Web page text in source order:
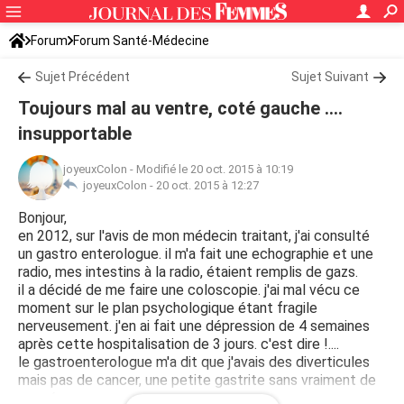
Forum Forum Santé-Médecine
Symptômes et maladies courantes
Sujet Précédent Sujet Suivant
Toujours mal au ventre, coté gauche ....
insupportable
joyeuxColon - Modifié le 20 oct. 2015 à 10:19
joyeuxColon - 20 oct. 2015 à 12:27
Bonjour,
en 2012, sur l'avis de mon médecin traitant, j'ai consulté
un gastro enterologue. il m'a fait une echographie et une
radio, mes intestins à la radio, étaient remplis de gazs.
il a décidé de me faire une coloscopie. j'ai mal vécu ce
moment sur le plan psychologique étant fragile
nerveusement. j'en ai fait une dépression de 4 semaines
après cette hospitalisation de 3 jours. c'est dire !....
le gastroenterologue m'a dit que j'avais des diverticules
mais pas de cancer, une petite gastrite sans vraiment de